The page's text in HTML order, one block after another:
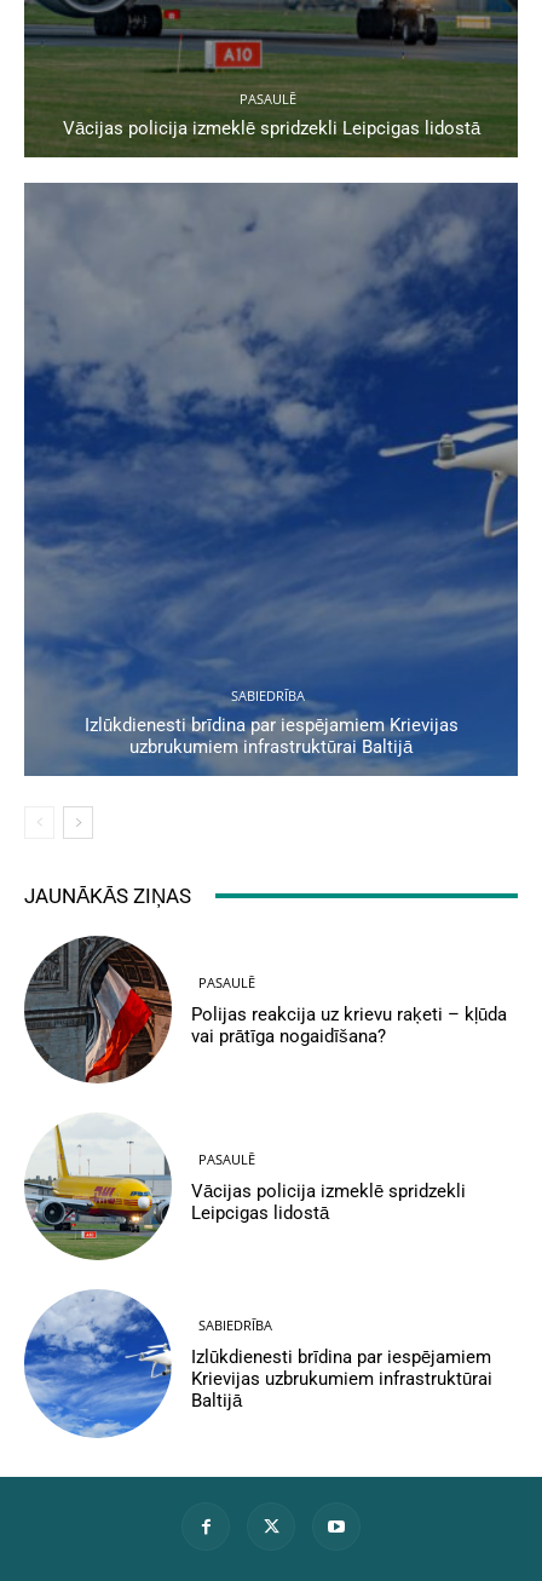
PASAULĒ
Vācijas policija izmeklē spridzekli Leipcigas lidostā
SABIEDRĪBA
Izlūkdienesti brīdina par iespējamiem Krievijas
uzbrukumiem infrastruktūrai Baltijā
JAUNĀKĀS ZIŅAS
PASAULĒ
Polijas reakcija uz krievu raķeti – kļūda
vai prātīga nogaidīšana?
PASAULĒ
Vācijas policija izmeklē spridzekli
Leipcigas lidostā
SABIEDRĪBA
Izlūkdienesti brīdina par iespējamiem
Krievijas uzbrukumiem infrastruktūrai
Baltijā